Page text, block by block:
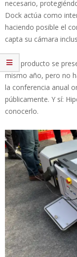
necesario,
Dock actúa como
haciendo posible el
capta su cámara
Este producto se
mismo año, pero no
la conferencia anual
públicamente. Y sí:
conocerlo.